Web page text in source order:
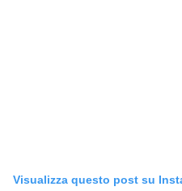
Visualizza questo post su